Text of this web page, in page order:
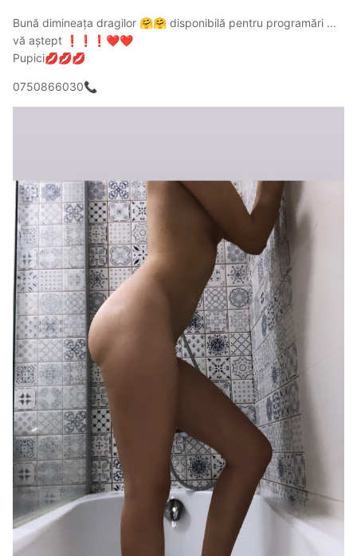
Bună dimineața dragilor 🤗🤗 disponibilă pentru programări ...
vă aștept
❗ ❗ ❗ ❤️❤️
Pupici💋💋💋
0750866030📞